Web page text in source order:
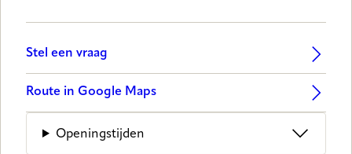
Stel een vraag
Route in Google Maps
Openingstijden